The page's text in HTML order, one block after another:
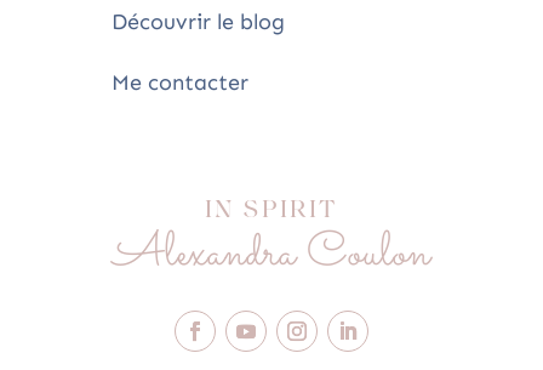
Découvrir le blog
Me contacter
IN SPIRIT
Alexandra Coulon